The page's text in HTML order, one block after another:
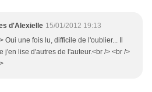
d'Alexielle 15/01/2012 19:13
Oui une fois lu, difficile de l'oublier... Il
j'en lise d'autres de l'auteur.<br /> <br />